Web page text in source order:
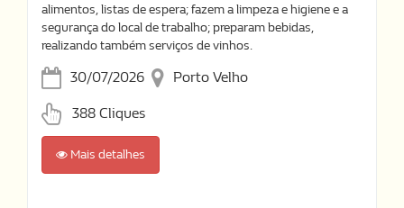
alimentos, listas de espera; fazem a limpeza e higiene e a
segurança do local de trabalho; preparam bebidas,
realizando também serviços de vinhos.
30/07/2026 Porto Velho
388 Cliques
Mais detalhes